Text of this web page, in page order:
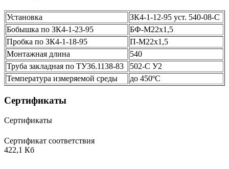
Установка
ЗК4-1-12-95 уст. 540-08-С
Бобышка по ЗК4-1-23-95
БФ-М22х1,5
Пробка по ЗК4-1-18-95
П-М22х1,5
Монтажная длина
540
Труба закладная по ТУ36.1138-83
502-С У2
Температура измеряемой среды
до 450ºС
Сертификаты
Сертификаты
Сертификат соответствия
422,1 Кб